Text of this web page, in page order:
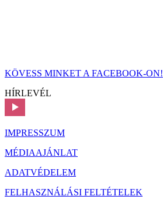
KÖVESS MINKET A FACEBOOK-ON!
HÍRLEVÉL
IMPRESSZUM
MÉDIAAJÁNLAT
ADATVÉDELEM
FELHASZNÁLÁSI FELTÉTELEK